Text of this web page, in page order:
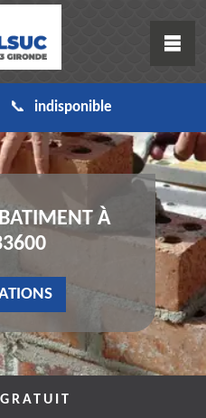
indisponible
À